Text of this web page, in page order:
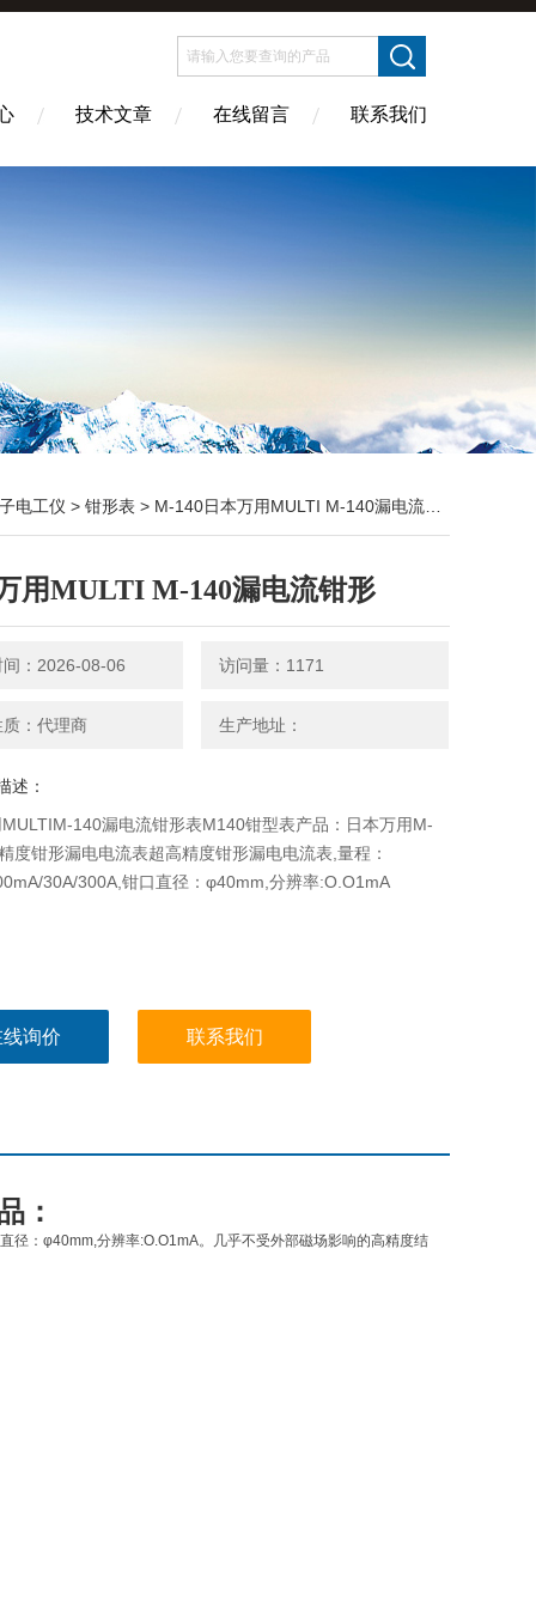
技术文章 在线留言 联系我们
电工仪 > 钳形表 > M-140日本万用MULTI M-140漏电流钳形
用MULTI M-140漏电流钳形
间：2026-08-06 访问量：1171
质：代理商 生产地址：
述：
MULTIM-140漏电流钳形表M140钳型表产品：日本万用M-
度钳形漏电电流表超高精度钳形漏电电流表,量程：
30A/300A,钳口直径：φ40mm,分辨率:O.O1mA
询价 联系我们
：
径：φ40mm,分辨率:O.O1mA。几乎不受外部磁场影响的高精度结